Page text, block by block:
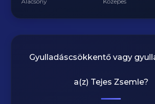
Gyulladáscsökkentő vagy
a(z) Tejes Zsemle?